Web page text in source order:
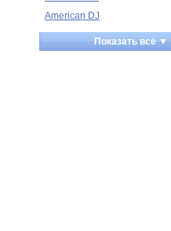
American DJ
Ampeg
Apart
Показать всё ▼